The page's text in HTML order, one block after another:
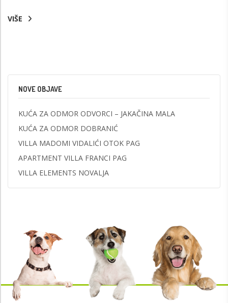
VIŠE
NOVE OBJAVE
KUĆA ZA ODMOR ODVORCI – JAKAČINA MALA
KUĆA ZA ODMOR DOBRANIĆ
VILLA MADOMI VIDALIĆI OTOK PAG
APARTMENT VILLA FRANCI PAG
VILLA ELEMENTS NOVALJA